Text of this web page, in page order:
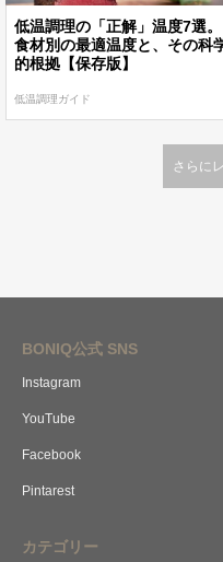
低温調理の「正解」温度7選。
食材別の最適温度と、その科
的根拠【保存版】
低温調理ガイド
さらに
BONIQ公式 SNS
Instagram
YouTube
Facebook
Pintarest
カテゴリー